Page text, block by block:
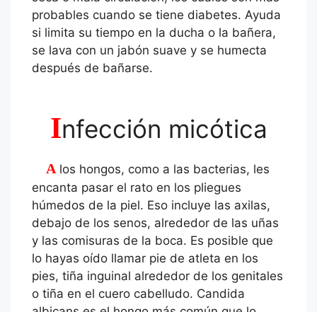
probables cuando se tiene diabetes. Ayuda
si limita su tiempo en la ducha o la bañera,
se lava con un jabón suave y se humecta
después de bañarse.
Infección micótica
A los hongos, como a las bacterias, les
encanta pasar el rato en los pliegues
húmedos de la piel. Eso incluye las axilas,
debajo de los senos, alrededor de las uñas
y las comisuras de la boca. Es posible que
lo hayas oído llamar pie de atleta en los
pies, tiña inguinal alrededor de los genitales
o tiña en el cuero cabelludo. Candida